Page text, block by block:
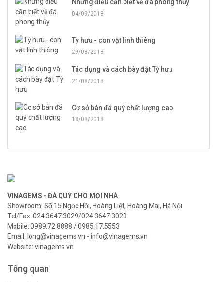
Những điều cần biết về đá phong thủy
04/09/2018
Tỳ hưu - con vật linh thiêng
29/08/2018
Tác dụng và cách bày đặt Tỳ hưu
21/08/2018
Cơ sở bán đá quý chất lượng cao
18/08/2018
VINAGEMS - ĐÁ QUÝ CHO MỌI NHÀ
Showroom: Số 15 Ngọc Hồi, Hoàng Liệt, Hoàng Mai, Hà Nội
Tel/Fax: 024.3647.3029/024.3647.3029
Mobile: 0989.72.8888 / 0985.17.5553
Email: long@vinagems.vn - info@vinagems.vn
Website: vinagems.vn
Tổng quan